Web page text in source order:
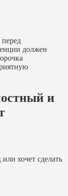
должен
и
хочет сделать